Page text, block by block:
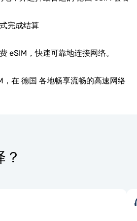
完成结算
eSIM，快速可靠地连接网络。
，在 德国 各地畅享流畅的高速网络